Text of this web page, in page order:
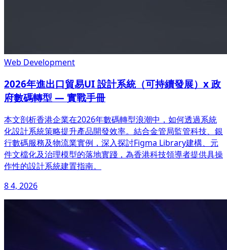
Web Development
2026年進出口貿易UI 設計系統（可持續發展）x 政
府數碼轉型 — 實戰手冊
本文剖析香港企業在2026年數碼轉型浪潮中，如何透過系統
化設計系統策略提升產品開發效率。結合金管局監管科技、銀
行數碼服務及物流業實例，深入探討Figma Library建構、元
件文檔化及治理模型的落地實踐，為香港科技領導者提供具操
作性的設計系統建置指南。
8 4, 2026